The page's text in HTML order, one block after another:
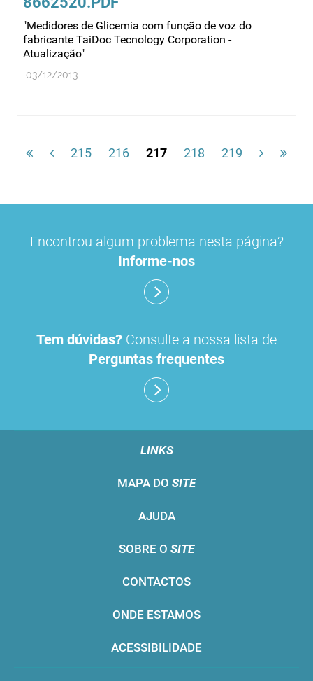
"Medidores de Glicemia com função de voz do
fabricante TaiDoc Tecnology Corporation -
Atualização"
03/12/2013
215 216 217 218 219
Encontrou algum problema nesta página?
Informe-nos
Tem dúvidas? Consulte a nossa lista de
Perguntas frequentes
LINKS
MAPA DO SITE
AJUDA
SOBRE O SITE
CONTACTOS
ONDE ESTAMOS
ACESSIBILIDADE